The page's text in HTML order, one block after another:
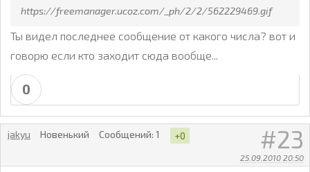
https://freemanager.ucoz.com/_ph/2/2/562229469.gif
Ты видел последнее сообщение от какого числа? вот и
говорю если кто заходит сюда вообще...
0
23
25.09.2010 20:50
jakyu Новенький Сообщений: 1 +0